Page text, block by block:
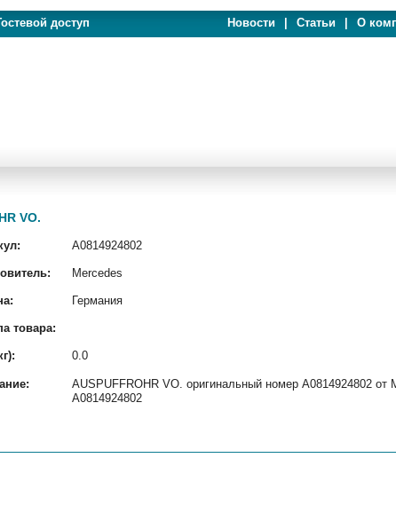
доступ Новости Статьи О
VO.
A0814924802
Mercedes
Германия
товара:
0.0
AUSPUFFROHR VO. оригинальный номер A0814924802 от
A0814924802